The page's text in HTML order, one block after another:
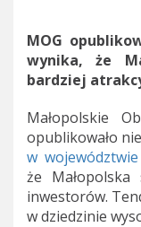
MOG
wynika, że
bardziej
Małopolskie
opublikowało
w województwie
że
inwestorów.
w dziedzinie